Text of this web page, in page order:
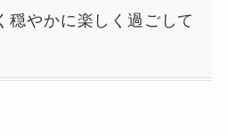
穏やかに楽しく過ごして